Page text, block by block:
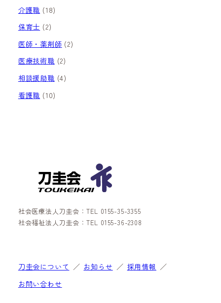
介護職 (18)
保育士 (2)
医師・薬剤師 (2)
医療技術職 (2)
相談援助職 (4)
看護職 (10)
社会医療法人刀圭会：TEL 0155-35-3355
社会福祉法人刀圭会：TEL 0155-36-2308
刀圭会について お知らせ
採用情報
お問い合わせ